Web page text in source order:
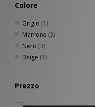
Colore
Grigio (1)
Marrone (3)
Nero (3)
Beige (1)
Prezzo